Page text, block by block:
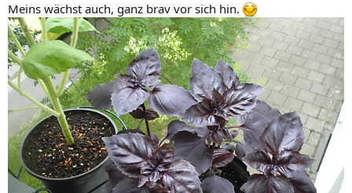
Meins wächst auch, ganz brav vor sich hin.